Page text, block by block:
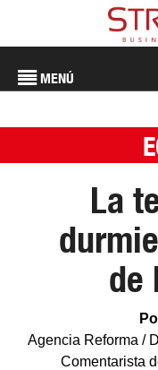
MENÚ
La
de
Agencia Reforma /
Comentarista